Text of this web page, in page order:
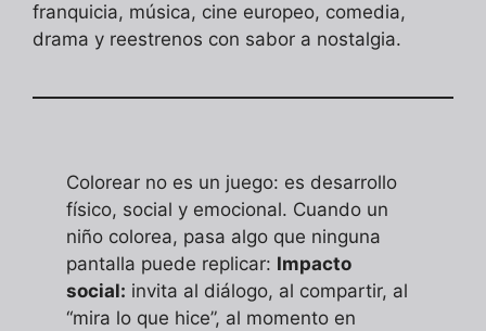
franquicia, música, cine europeo, comedia,
drama y reestrenos con sabor a nostalgia.
Colorear no es un juego: es desarrollo
físico, social y emocional. Cuando un
niño colorea, pasa algo que ninguna
pantalla puede replicar: Impacto
social: invita al diálogo, al compartir, al
“mira lo que hice”, al momento en